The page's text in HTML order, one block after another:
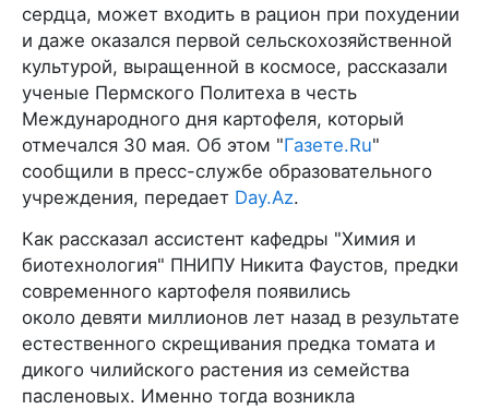
сердца, может входить в рацион при похудении
и даже оказался первой сельскохозяйственной
культурой, выращенной в космосе, рассказали
ученые Пермского Политеха в честь
Международного дня картофеля, который
отмечался 30 мая. Об этом "Газете.Ru"
сообщили в пресс-службе образовательного
учреждения, передает Day.Az.
Как рассказал ассистент кафедры "Химия и
биотехнология" ПНИПУ Никита Фаустов, предки
современного картофеля появились
около девяти миллионов лет назад в результате
естественного скрещивания предка томата и
дикого чилийского растения из семейства
пасленовых. Именно тогда возникла